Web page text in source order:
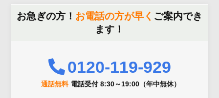
お急ぎの方！ お電話の方が早く ご案内でき
ます！
0120-119-929
通話無料 電話受付 8:30～19:00（年中無休）